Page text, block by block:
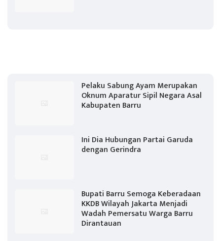
Pelaku Sabung Ayam Merupakan
Oknum Aparatur Sipil Negara Asal
Kabupaten Barru
Ini Dia Hubungan Partai Garuda
dengan Gerindra
Bupati Barru Semoga Keberadaan
KKDB Wilayah Jakarta Menjadi
Wadah Pemersatu Warga Barru
Dirantauan